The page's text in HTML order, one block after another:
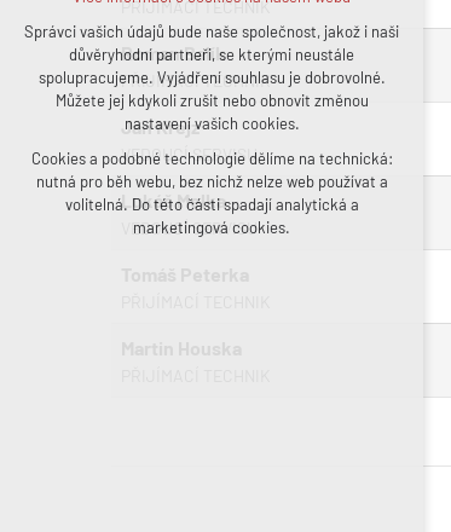
PŘIJÍMACÍ TECHNIK
Roman Balík
PŘIJÍMACÍ TECHNIK
Jan Krejz
VEDOUCÍ SERVISU
Lukáš Melka
VEDOUCÍ SERVISU
analytická pro anonymizované vyhodnocení
návštěvnosti
marketingová cookies (Google, Facebook)
Více informací o cookies na našem webu
Přijmout všechny cookies
Odmítnout vše
Správci vašich údajů bude naše společnost, jakož i naši
důvěryhodní partneři, se kterými neustále
spolupracujeme. Vyjádření souhlasu je dobrovolné.
Můžete jej kdykoli zrušit nebo obnovit změnou
nastavení vašich cookies.
Cookies a podobné technologie dělíme na technická:
nutná pro běh webu, bez nichž nelze web používat a
volitelná. Do této části spadají analytická a
marketingová cookies.